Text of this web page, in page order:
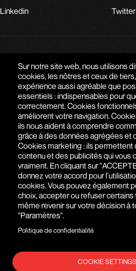
Sur notre site web, nous utilisons
cookies, les nôtres et ceux de
expérience aussi agréable que
essentiels : indispensables pour
correctement. Cookies
améliorent votre navigation.
ils nous aident à comprendre
grâce à des données agrégées et
Cookies marketing : ils permettent
contenu et des publicités qui vous
vraiment. En cliquant sur
donnez votre accord pour
cookies. Vous pouvez également
choix, accepter ou refuser
même revenir sur votre décision à
"Paramètres".
Politique de confidentialité
COOKIE SETTINGS
Linkedin
Twitter
AGENCE WEB À PARIS - SAIGON
51 RUE DE SEINE,75006 PARIS,ÎLE-DE-
+(33) 1 76 77 27 61